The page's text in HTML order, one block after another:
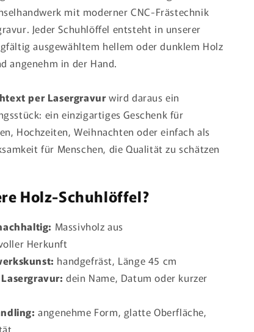
mit moderner CNC-Frästechnik
Jeder Schuhlöffel entsteht in unserer
ausgewähltem hellem oder dunklem Holz
angenehm in der Hand.
per Lasergravurwird daraus ein
ein einzigartiges Geschenk für
Hochzeiten, Weihnachten oder einfach als
für Menschen, die Qualität zu schätzen
Holz-Schuhlöffel?
Massivholz aus
Herkunft
handgefräst, Länge 45 cm
dein Name, Datum oder kurzer
angenehme Form, glatte Oberfläche,